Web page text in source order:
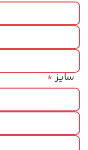
*سایز